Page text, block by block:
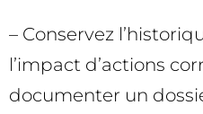
– Conservez
l’impact d’actions
documenter un